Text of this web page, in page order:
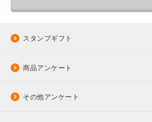
スタンプギフト
商品アンケート
その他アンケート